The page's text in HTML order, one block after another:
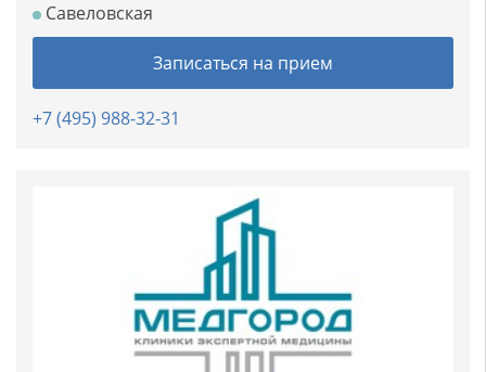
Савеловская
Записаться на прием
+7 (495) 988-32-31